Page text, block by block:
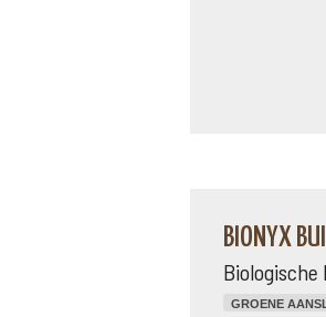
BIONYX
GROENE